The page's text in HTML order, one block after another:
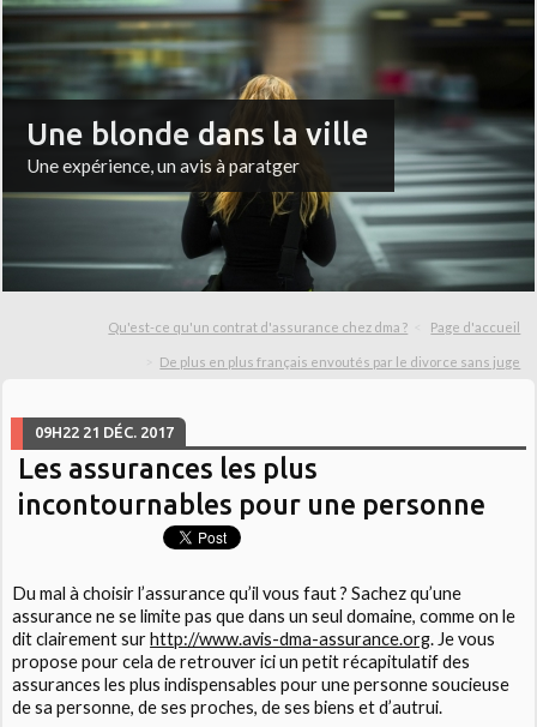
Une blonde dans la ville
Une expérience, un avis à paratger
Qu'est-ce qu'un contrat d'assurance chez dma ? Page d'accueil
De plus en plus français envoutés par le divorce sans juge
09H22 21 DÉC. 2017
Les assurances les plus
incontournables pour une personne
Du mal à choisir l’assurance qu’il vous faut ? Sachez qu’une
assurance ne se limite pas que dans un seul domaine, comme on le
dit clairement surhttp://www.avis-dma-assurance.org. Je vous
propose pour cela de retrouver ici un petit récapitulatif des
assurances les plus indispensables pour une personne soucieuse
de sa personne, de ses proches, de ses biens et d’autrui.